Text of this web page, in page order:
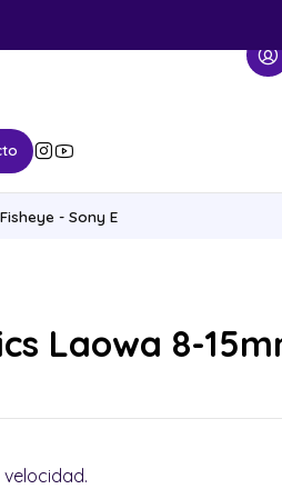
- Sony E
Laowa 8-